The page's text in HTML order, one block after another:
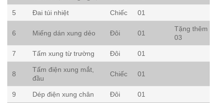
5 Đai túi nhiệt Chiếc 01
6 Miếng dán xung dẻo Đôi 01
Tặng thêm
03
7 Tấm xung từ trường Đôi 01
8
Tấm điện xung mắt,
đầu
Chiếc 01
9 Dép điện xung chân Đôi 01